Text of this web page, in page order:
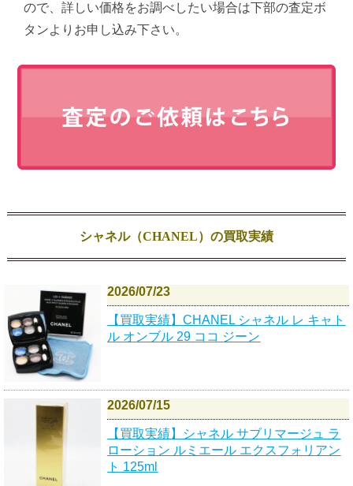
ので、詳しい価格をお調べしたい場合は下部の査定ボ
タンよりお申し込み下さい。
シャネル（CHANEL）の買取実績
2026/07/23
【買取実績】CHANEL シャネル レ キャト
ル オンブル 29 ココ ジーン
2026/07/15
【買取実績】シャネル サブリマージュ ラ
ローション ルミエール エクスフォリアン
ト 125ml